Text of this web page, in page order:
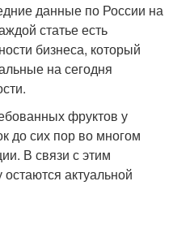
данные по России на
статье есть
бизнеса, который
на сегодня
фруктов у
до сих пор во многом
В связи с этим
актуальной